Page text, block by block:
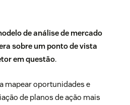
de análise de mercado
sobre um ponto de vista
em questão.
mapear oportunidades e
de planos de ação mais